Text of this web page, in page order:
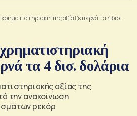
της αξία ξεπερνά τα 4 δισ.
τα 4 δισ. δολάρια
αξίας της
την ανακοίνωση
ρεκόρ